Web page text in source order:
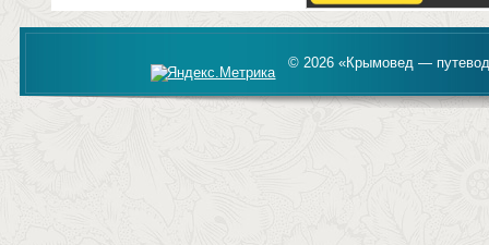
© 2026 «Крымовед —